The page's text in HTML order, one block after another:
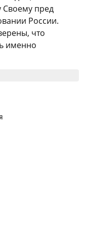
Своему пред
России.
что
именно